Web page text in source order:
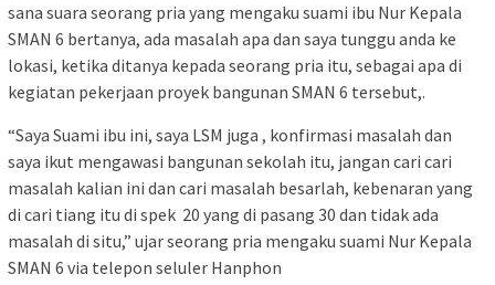
sana suara seorang pria yang mengaku suami ibu Nur Kepala
SMAN 6 bertanya, ada masalah apa dan saya tunggu anda ke
lokasi, ketika ditanya kepada seorang pria itu, sebagai apa di
kegiatan pekerjaan proyek bangunan SMAN 6 tersebut,.
“Saya Suami ibu ini, saya LSM juga , konfirmasi masalah dan
saya ikut mengawasi bangunan sekolah itu, jangan cari cari
masalah kalian ini dan cari masalah besarlah, kebenaran yang
di cari tiang itu di spek 20 yang di pasang 30 dan tidak ada
masalah di situ,” ujar seorang pria mengaku suami Nur Kepala
SMAN 6 via telepon seluler Hanphon